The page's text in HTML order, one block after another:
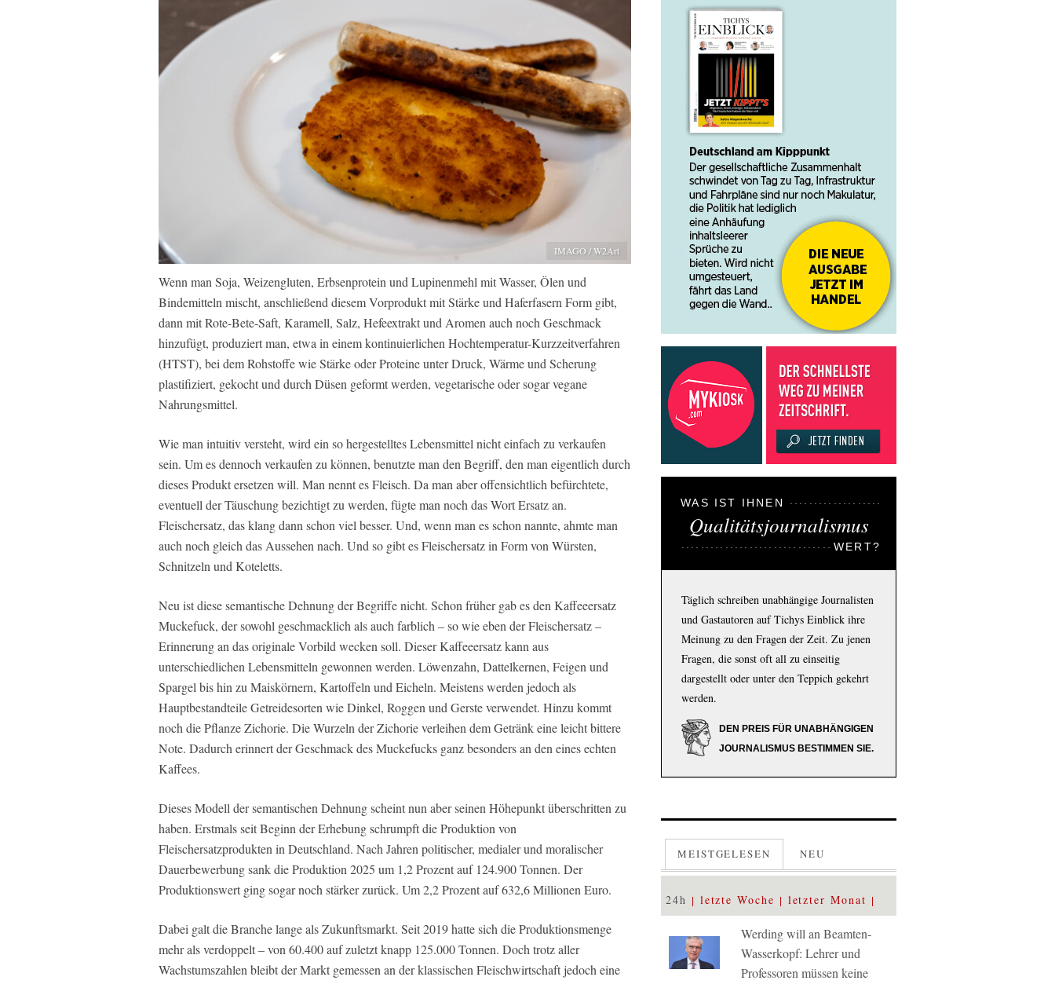
IMAGO / W2Art
Wenn man Soja, Weizengluten, Erbsenprotein und Lupinenmehl mit Wasser, Ölen und
Bindemitteln mischt, anschließend diesem Vorprodukt mit Stärke und Haferfasern Form gibt,
dann mit Rote-Bete-Saft, Karamell, Salz, Hefeextrakt und Aromen auch noch Geschmack
hinzufügt, produziert man, etwa in einem kontinuierlichen Hochtemperatur-Kurzzeitverfahren
(HTST), bei dem Rohstoffe wie Stärke oder Proteine unter Druck, Wärme und Scherung
plastifiziert, gekocht und durch Düsen geformt werden, vegetarische oder sogar vegane
Nahrungsmittel.
Wie man intuitiv versteht, wird ein so hergestelltes Lebensmittel nicht einfach zu verkaufen
sein. Um es dennoch verkaufen zu können, benutzte man den Begriff, den man eigentlich durch
dieses Produkt ersetzen will. Man nennt es Fleisch. Da man aber offensichtlich befürchtete,
eventuell der Täuschung bezichtigt zu werden, fügte man noch das Wort Ersatz an.
Fleischersatz, das klang dann schon viel besser. Und, wenn man es schon nannte, ahmte man
auch noch gleich das Aussehen nach. Und so gibt es Fleischersatz in Form von Würsten,
Schnitzeln und Koteletts.
Neu ist diese semantische Dehnung der Begriffe nicht. Schon früher gab es den Kaffeeersatz
Muckefuck, der sowohl geschmacklich als auch farblich – so wie eben der Fleischersatz –
Erinnerung an das originale Vorbild wecken soll. Dieser Kaffeeersatz kann aus
unterschiedlichen Lebensmitteln gewonnen werden. Löwenzahn, Dattelkernen, Feigen und
Spargel bis hin zu Maiskörnern, Kartoffeln und Eicheln. Meistens werden jedoch als
Hauptbestandteile Getreidesorten wie Dinkel, Roggen und Gerste verwendet. Hinzu kommt
noch die Pflanze Zichorie. Die Wurzeln der Zichorie verleihen dem Getränk eine leicht bittere
Note. Dadurch erinnert der Geschmack des Muckefucks ganz besonders an den eines echten
Kaffees.
Dieses Modell der semantischen Dehnung scheint nun aber seinen Höhepunkt überschritten zu
haben. Erstmals seit Beginn der Erhebung schrumpft die Produktion von
Fleischersatzprodukten in Deutschland. Nach Jahren politischer, medialer und moralischer
Dauerbewerbung sank die Produktion 2025 um 1,2 Prozent auf 124.900 Tonnen. Der
Produktionswert ging sogar noch stärker zurück. Um 2,2 Prozent auf 632,6 Millionen Euro.
Dabei galt die Branche lange als Zukunftsmarkt. Seit 2019 hatte sich die Produktionsmenge
mehr als verdoppelt – von 60.400 auf zuletzt knapp 125.000 Tonnen. Doch trotz aller
Wachstumszahlen bleibt der Markt gemessen an der klassischen Fleischwirtschaft jedoch eine
WAS IST IHNEN
Qualitätsjournalismus
WERT?
Täglich schreiben unabhängige Journalisten
und Gastautoren auf Tichys Einblick ihre
Meinung zu den Fragen der Zeit. Zu jenen
Fragen, die sonst oft all zu einseitig
dargestellt oder unter den Teppich gekehrt
werden.
DEN PREIS FÜR UNABHÄNGIGEN
JOURNALISMUS BESTIMMEN SIE.
MEISTGELESEN NEU
24h letzte Woche letzter Monat
Werding will an Beamten-
Wasserkopf: Lehrer und
Professoren müssen keine